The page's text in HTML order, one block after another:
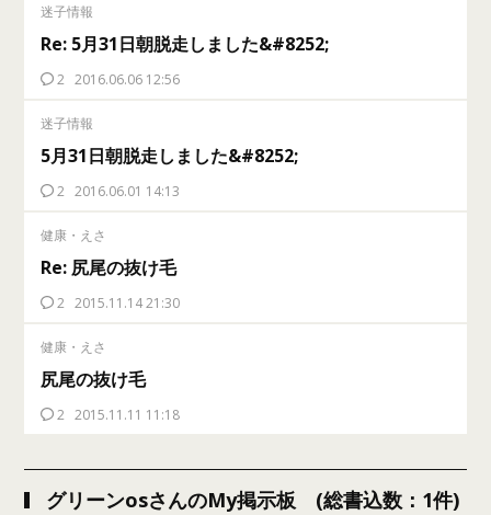
迷子情報
Re: 5月31日朝脱走しました&#8252;
2 2016.06.06 12:56
迷子情報
5月31日朝脱走しました&#8252;
2 2016.06.01 14:13
健康・えさ
Re: 尻尾の抜け毛
2 2015.11.14 21:30
健康・えさ
尻尾の抜け毛
2 2015.11.11 11:18
グリーンosさんのMy掲示板 (総書込数：1件)